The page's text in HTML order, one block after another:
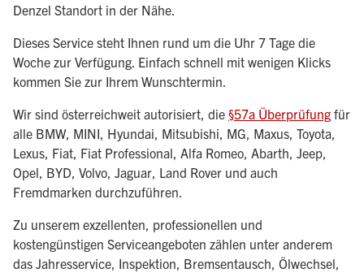
Denzel Standort in der Nähe.
Dieses Service steht Ihnen rund um die Uhr 7 Tage die
Woche zur Verfügung. Einfach schnell mit wenigen Klicks
kommen Sie zur Ihrem Wunschtermin.
Wir sind österreichweit autorisiert, die §57a Überprüfung für
alle BMW, MINI, Hyundai, Mitsubishi, MG, Maxus, Toyota,
Lexus, Fiat, Fiat Professional, Alfa Romeo, Abarth, Jeep,
Opel, BYD, Volvo, Jaguar, Land Rover und auch
Fremdmarken durchzuführen.
Zu unserem exzellenten, professionellen und
kostengünstigen Serviceangeboten zählen unter anderem
das Jahresservice, Inspektion, Bremsentausch, Ölwechsel,